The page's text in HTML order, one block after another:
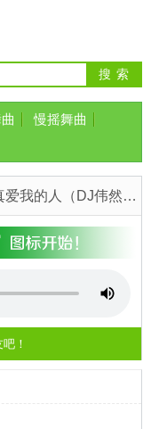
慢摇舞曲
正在播放：Mp3 唐薇 - 如果遇到真爱我的人（DJ伟然版）
！